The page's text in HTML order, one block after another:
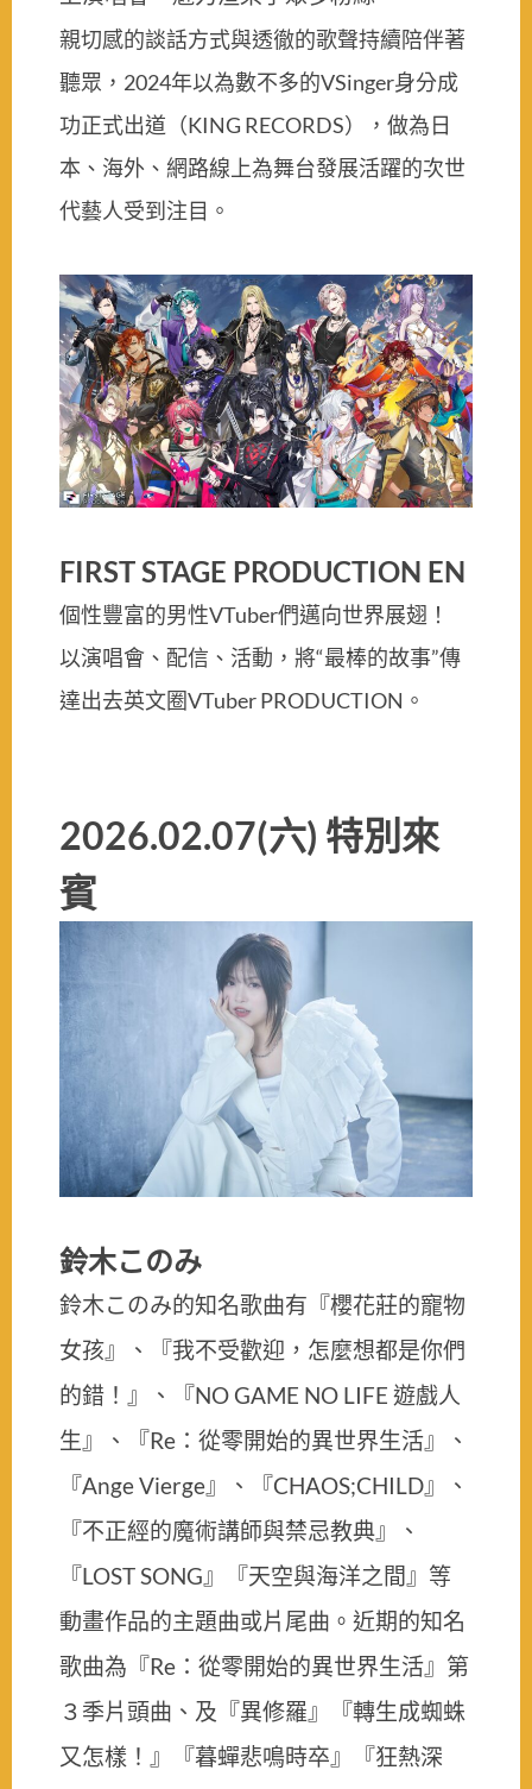
親切感的談話方式與透徹的歌聲持續陪伴著
聽眾，2024年以為數不多的VSinger身分成
功正式出道（KING RECORDS），做為日
本、海外、網路線上為舞台發展活躍的次世
代藝人受到注目。
FIRST STAGE PRODUCTION EN
個性豐富的男性VTuber們邁向世界展翅！
以演唱會、配信、活動，將“最棒的故事”傳
達出去英文圈VTuber PRODUCTION。
2026.02.07(六) 特別來
賓
鈴木このみ
鈴木このみ的知名歌曲有『櫻花莊的寵物
女孩』、『我不受歡迎，怎麼想都是你們
的錯！』、『NO GAME NO LIFE 遊戲人
生』、『Re：從零開始的異世界生活』、
『Ange Vierge』、『CHAOS;CHILD』、
『不正經的魔術講師與禁忌教典』、
『LOST SONG』『天空與海洋之間』等
動畫作品的主題曲或片尾曲。近期的知名
歌曲為『Re：從零開始的異世界生活』第
３季片頭曲、及『異修羅』『轉生成蜘蛛
又怎樣！』『暮蟬悲鳴時卒』『狂熱深